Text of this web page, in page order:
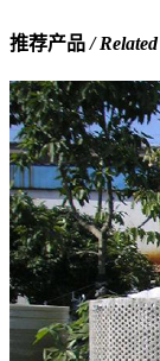
推荐产品/